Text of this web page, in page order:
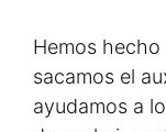
Hemos
sacamos el
ayudamos a